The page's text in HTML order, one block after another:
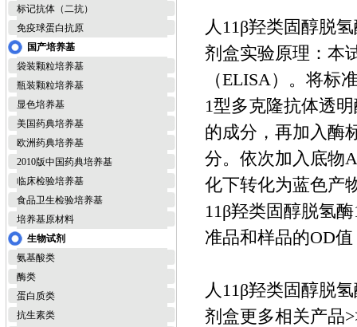
标记抗体（二抗）
免疫球蛋白抗原
国产培养基
袋装颗粒培养基
瓶装颗粒培养基
显色培养基
美国药典培养基
欧洲药典培养基
2010版中国药典培养基
临床检验培养基
食品卫生检验培养基
培养基原材料
生物试剂
氨基酸类
酶类
蛋白质类
抗生素类
人11β羟类固醇脱
剂盒实验原理：本
（ELISA）。将标
1型多克隆抗体透
的成分，再加入酶
分。依次加入底物
化下转化为蓝色产
11β羟类固醇脱氢
准品和样品的OD
人11β羟类固醇脱
剂盒更多相关产品